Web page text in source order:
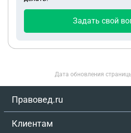
Задать свой
Дата обновления
Правовед.ru
Клиентам